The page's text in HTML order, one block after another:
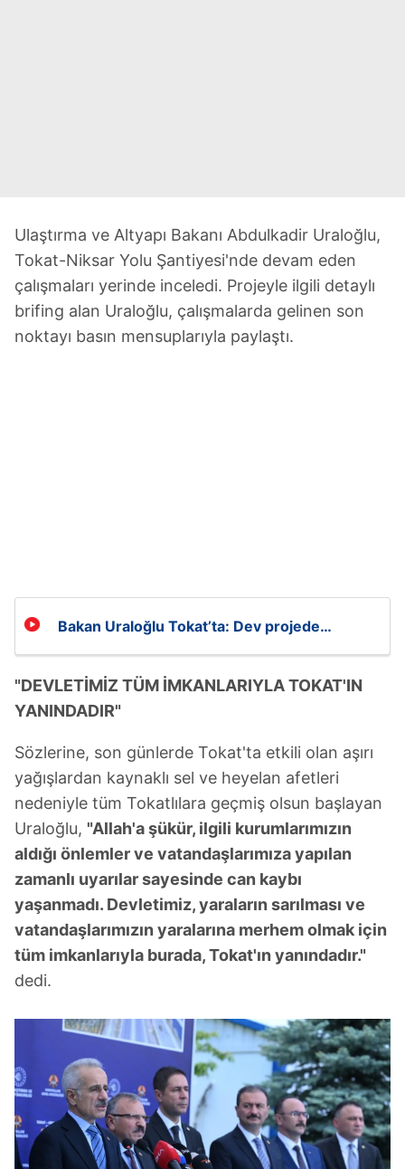
Ulaştırma ve Altyapı Bakanı Abdulkadir Uraloğlu,
Tokat-Niksar Yolu Şantiyesi'nde devam eden
çalışmaları yerinde inceledi. Projeyle ilgili detaylı
brifing alan Uraloğlu, çalışmalarda gelinen son
noktayı basın mensuplarıyla paylaştı.
Bakan Uraloğlu Tokat’ta: Dev projede
"DEVLETİMİZ TÜM İMKANLARIYLA TOKAT'IN
YANINDADIR"
Sözlerine, son günlerde Tokat'ta etkili olan aşırı
yağışlardan kaynaklı sel ve heyelan afetleri
nedeniyle tüm Tokatlılara geçmiş olsun başlayan
Uraloğlu, "Allah'a şükür, ilgili kurumlarımızın
aldığı önlemler ve vatandaşlarımıza yapılan
zamanlı uyarılar sayesinde can kaybı
yaşanmadı. Devletimiz, yaraların sarılması ve
vatandaşlarımızın yaralarına merhem olmak için
tüm imkanlarıyla burada, Tokat'ın yanındadır."
dedi.